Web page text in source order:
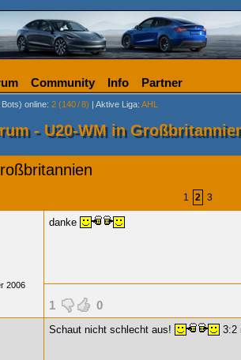
Community Info Partner
Bots) online: 2 (140/8) | Aktive Liga: AHL
- U20-WM in
1 2 3
2006
danke
1 0
Schaut nicht schlecht aus! 3:2